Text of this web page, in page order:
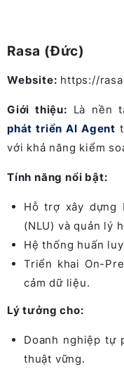
Rasa (Đức)
Website: https://
Giới thiệu: Là nền
phát triển AI Agent
với khả năng kiểm
Tính năng nổi bật:
Hỗ trợ xây dựng
(NLU) và quản lý
Hệ thống huấn
Triển khai On-
cảm dữ liệu.
Lý tưởng cho:
Doanh nghiệp tự
thuật vững.